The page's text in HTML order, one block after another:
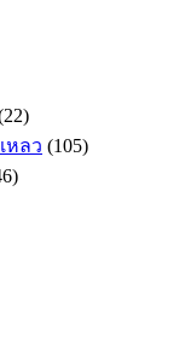
หลว (105)